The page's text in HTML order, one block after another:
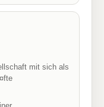
mit sich als